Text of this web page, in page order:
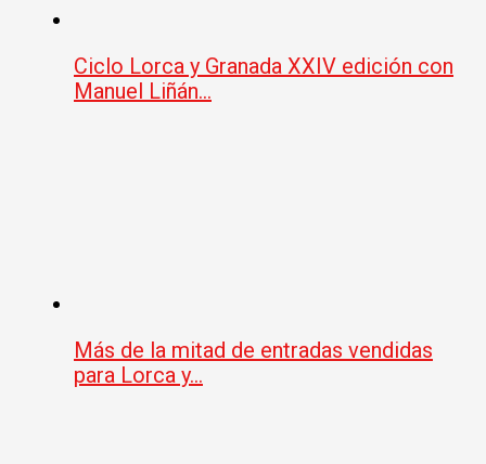
Ciclo Lorca y Granada XXIV edición con
Manuel Liñán…
Más de la mitad de entradas vendidas
para Lorca y…